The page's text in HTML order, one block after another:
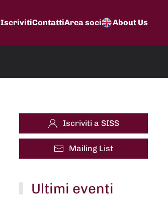
IscrivitiContattiArea soci About Us
Iscriviti a SISS
Mailing List
Ultimi eventi